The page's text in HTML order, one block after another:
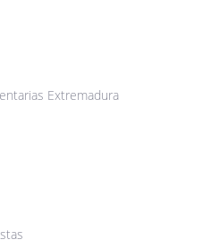
Extremadura